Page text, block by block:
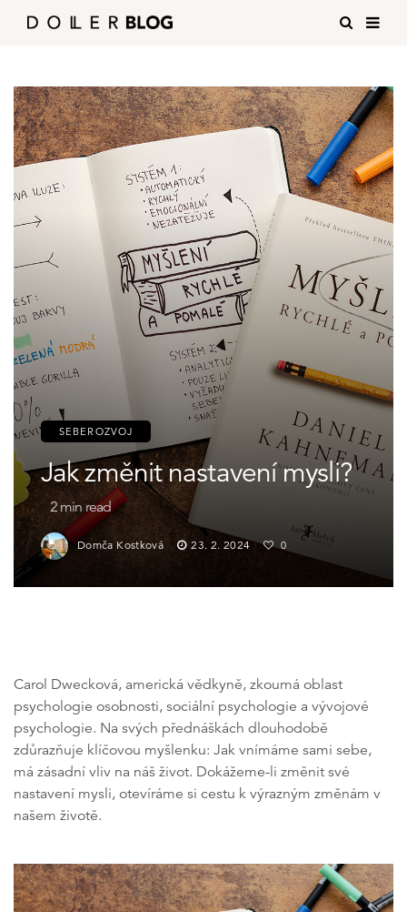
SEBEROZVOJ
Jak změnit nastavení mysli?
2min read
Domča Kostková 23. 2. 2024 0
Carol Dwecková, americká vědkyně, zkoumá oblast
psychologie osobnosti, sociální psychologie a vývojové
psychologie. Na svých přednáškách dlouhodobě
zdůrazňuje klíčovou myšlenku: Jak vnímáme sami sebe,
má zásadní vliv na náš život. Dokážeme-li změnit své
nastavení mysli, otevíráme si cestu k výrazným změnám v
našem životě.